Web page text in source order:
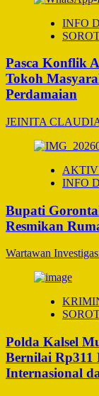
INFO
Pasca Konflik
Tokoh
Perdamaian
JEINITA
INFO
Bupati
Resmikan
Wartawan
Polda Kalsel
Bernilai
Internasional